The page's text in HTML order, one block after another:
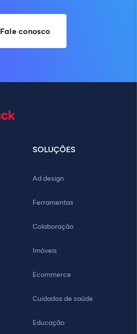
Fale conosco
SOLUÇÕES
Ad design
Ferramentas
Colaboração
Imóveis
Ecommerce
Cuidados de saúde
Educação